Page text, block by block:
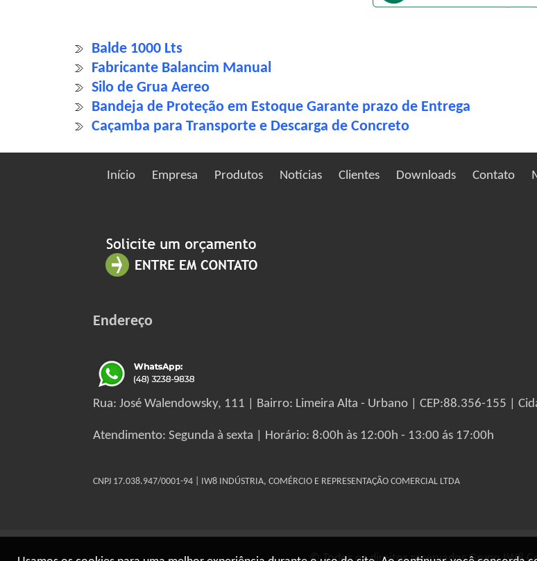
Balde 1000 Lts
Fabricante Balancim Manual
Silo de Grua Aereo
Bandeja de Proteção em Estoque Garante prazo de Entrega
Caçamba para Transporte e Descarga de Concreto
Início Empresa Produtos Notícias Clientes Downloads Contato
Endereço
Rua: José Walendowsky, 111 | Bairro: Limeira Alta - Urbano | CEP:88.356-155 |
Atendimento: Segunda à sexta | Horário: 8:00h às 12:00h - 13:00 ás 17:00h
CNPJ 17.038.947/0001-94 | IW8 INDÚSTRIA, COMÉRCIO E REPRESENTAÇÃO COMERCIAL LTDA